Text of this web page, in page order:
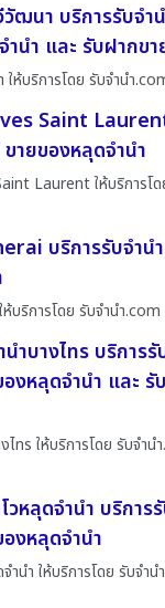
วัฒนา บริการรับจ
ำนำ และ รับฝากข
ห้บริการโดย รับจํานํา
Saint
ายของหลุดจำนำ
Laurent ให้บริการโ
บริการรับจำน
บริการโดย รับจํานํา
ำบางไทร บริการ
งหลุดจำนำ และ
ทร ให้บริการโดย รับจํานํ
วหลุดจำนำ บริการ
งหลุดจำนำ
ำนำ ให้บริการโดย รับจํา